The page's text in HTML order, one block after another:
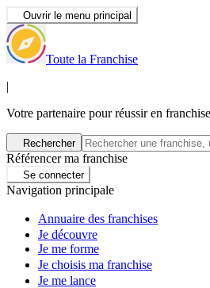
Ouvrir le menu principal
Toute la Franchise
|
Votre partenaire pour réussir en franchise
Rechercher
Référencer ma franchise
Se connecter
Navigation principale
Annuaire des franchises
Je découvre
Je me forme
Je choisis ma franchise
Je me lance